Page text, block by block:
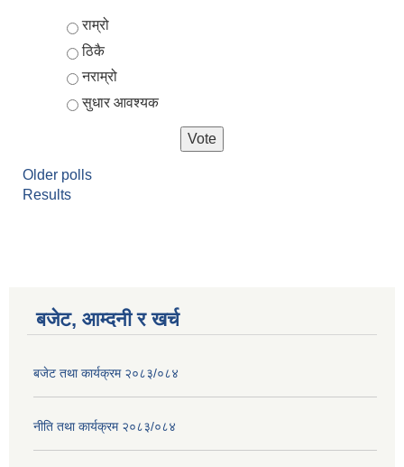
Choices
राम्रो
ठिकै
नराम्रो
सुधार आवश्यक
Older polls
Results
बजेट, आम्दनी र खर्च
बजेट तथा कार्यक्रम २०८३/०८४
नीति तथा कार्यक्रम २०८३/०८४